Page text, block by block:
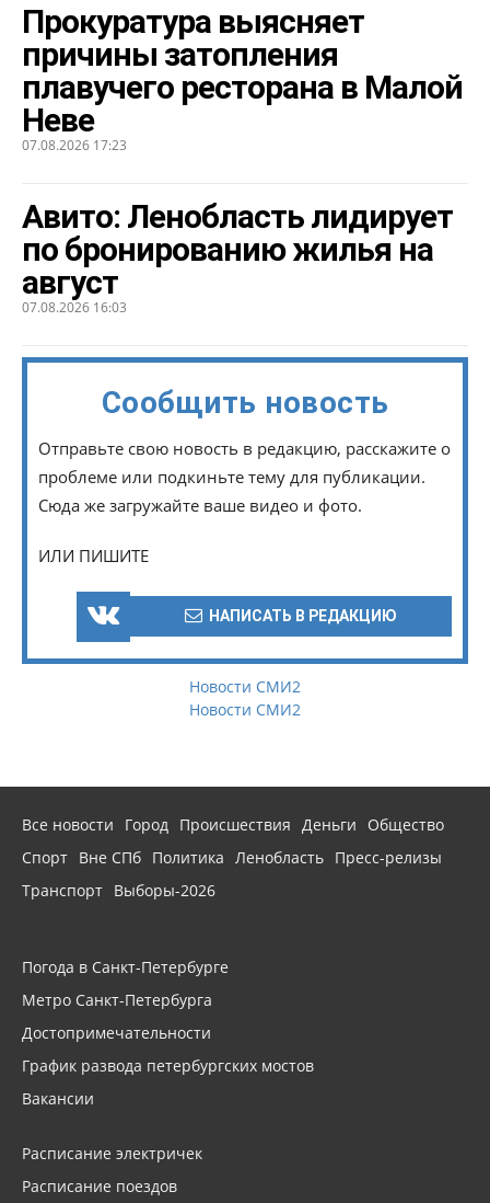
Прокуратура выясняет
причины затопления
плавучего ресторана в Малой
Неве
07.08.2026 17:23
Авито: Ленобласть лидирует
по бронированию жилья на
август
07.08.2026 16:03
Сообщить новость
Отправьте свою новость в редакцию, расскажите о
проблеме или подкиньте тему для публикации.
Сюда же загружайте ваше видео и фото.
ИЛИ ПИШИТЕ
НАПИСАТЬ В РЕДАКЦИЮ
Новости СМИ2
Новости СМИ2
Все новости Город Происшествия Деньги
Общество
Спорт Вне СПб Политика Ленобласть Пресс-релизы
Транспорт Выборы-2026
Погода в Санкт-Петербурге
Метро Санкт-Петербурга
Достопримечательности
График развода петербургских мостов
Вакансии
Расписание электричек
Расписание поездов